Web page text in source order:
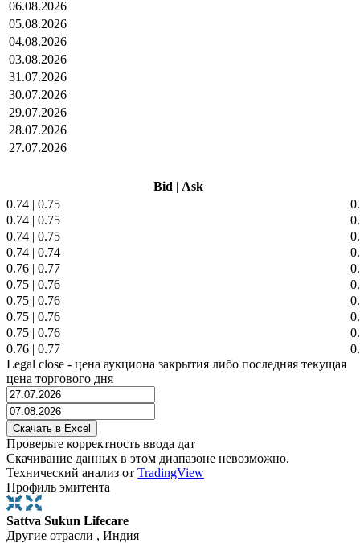
06.08.2026
05.08.2026
04.08.2026
03.08.2026
31.07.2026
30.07.2026
29.07.2026
28.07.2026
27.07.2026
Bid | Ask
0.74 | 0.75
0.74 | 0.75
0.74 | 0.75
0.74 | 0.74
0.76 | 0.77
0.75 | 0.76
0.75 | 0.76
0.75 | 0.76
0.75 | 0.76
0.76 | 0.77
Legal close - цена аукциона закрытия либо последняя текущая
цена торгового дня
Проверьте корректность ввода дат
Скачивание данных в этом диапазоне невозможно.
Технический анализ от TradingView
Профиль эмитента
Sattva Sukun Lifecare
Другие отрасли , Индия